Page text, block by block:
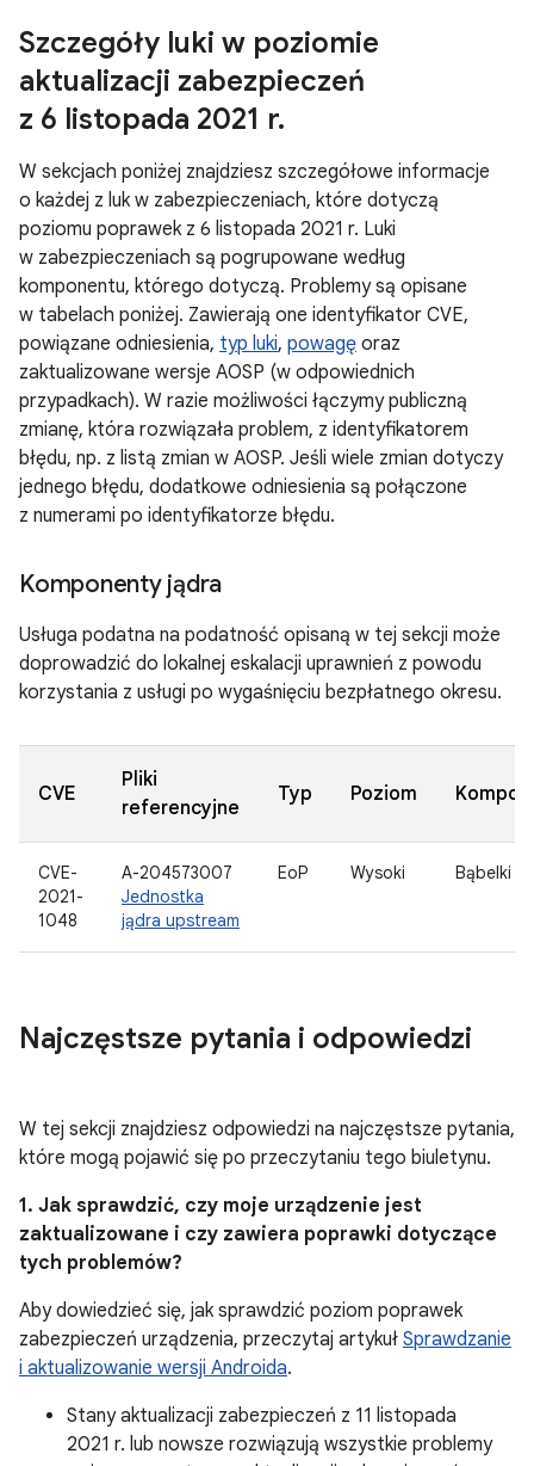
Szczegóły luki w poziomie
aktualizacji zabezpieczeń
z 6 listopada 2021 r.
W sekcjach poniżej znajdziesz szczegółowe informacje
o każdej z luk w zabezpieczeniach, które dotyczą
poziomu poprawek z 6 listopada 2021 r. Luki
w zabezpieczeniach są pogrupowane według
komponentu, którego dotyczą. Problemy są opisane
w tabelach poniżej. Zawierają one identyfikator CVE,
powiązane odniesienia, typ luki, powagę oraz
zaktualizowane wersje AOSP (w odpowiednich
przypadkach). W razie możliwości łączymy publiczną
zmianę, która rozwiązała problem, z identyfikatorem
błędu, np. z listą zmian w AOSP. Jeśli wiele zmian dotyczy
jednego błędu, dodatkowe odniesienia są połączone
z numerami po identyfikatorze błędu.
Komponenty jądra
Usługa podatna na podatność opisaną w tej sekcji może
doprowadzić do lokalnej eskalacji uprawnień z powodu
korzystania z usługi po wygaśnięciu bezpłatnego okresu.
CVE
Pliki
referencyjne
Typ Poziom
CVE-
2021-
1048
A-204573007
Jednostka
jądra upstream
EoP Wysoki Bąbelki
Najczęstsze pytania i odpowiedzi
W tej sekcji znajdziesz odpowiedzi na najczęstsze pytania,
które mogą pojawić się po przeczytaniu tego biuletynu.
1. Jak sprawdzić, czy moje urządzenie jest
zaktualizowane i czy zawiera poprawki dotyczące
tych problemów?
Aby dowiedzieć się, jak sprawdzić poziom poprawek
zabezpieczeń urządzenia, przeczytaj artykuł Sprawdzanie
i aktualizowanie wersji Androida.
Stany aktualizacji zabezpieczeń z 11 listopada
2021 r. lub nowsze rozwiązują wszystkie problemy